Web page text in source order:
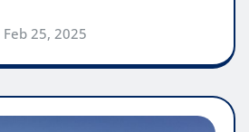
Feb 25, 2025